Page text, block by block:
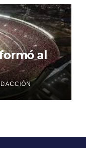
al
gestión
River en